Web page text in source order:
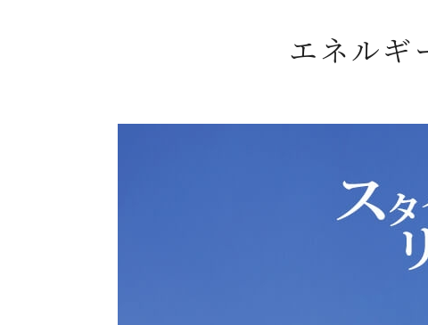
エネルギ